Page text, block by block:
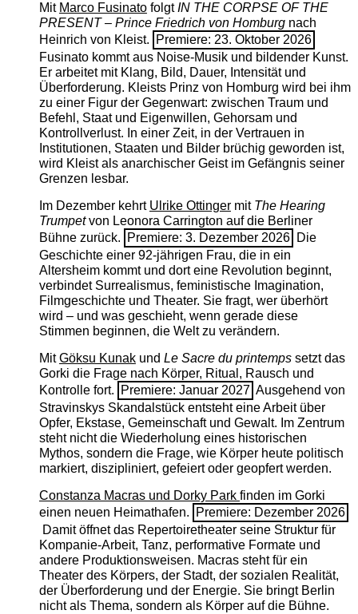
Mit Marco FusinatofolgtIN THE CORPSE OF THE
PRESENT – Prince Friedrich von Homburgnach
Heinrich von Kleist.
Premiere: 23. Oktober 2026
Fusinato kommt aus Noise-Musik und bildender Kunst.
Er arbeitet mit Klang, Bild, Dauer, Intensität und
Überforderung. Kleists Prinz von Homburg wird bei ihm
zu einer Figur der Gegenwart: zwischen Traum und
Befehl, Staat und Eigenwillen, Gehorsam und
Kontrollverlust. In einer Zeit, in der Vertrauen in
Institutionen, Staaten und Bilder brüchig geworden ist,
wird Kleist als anarchischer Geist im Gefängnis seiner
Grenzen lesbar.
Im Dezember kehrt Ulrike Ottingermit The ­Hearing
Trumpetvon Leonora Carrington auf die Berliner
Bühne zurück.
Premiere: 3. Dezember 2026 Die
Geschichte einer 92-jährigen Frau, die in ein
Altersheim kommt und dort eine Revolution beginnt,
verbindet Surrealismus, feministische Imagination,
Filmgeschichte und Theater. Sie fragt, wer überhört
wird – und was geschieht, wenn gerade diese
Stimmen beginnen, die Welt zu verändern.
MitGöksu Kunakund Le Sacre du printempssetzt das
Gorki die Frage nach Körper, Ritual, Rausch und
Kontrolle fort.
Premiere: Januar 2027 Ausgehend von
Stravinskys Skandalstück entsteht eine Arbeit über
Opfer, Ekstase, Gemeinschaft und Gewalt. Im Zentrum
steht nicht die Wiederholung eines historischen
Mythos, sondern die Frage, wie Körper heute politisch
markiert, diszipliniert, gefeiert oder geopfert werden.
Constanza Macras und Dorky Park finden im Gorki
einen neuen Heimathafen.
Premiere: Dezember 2026
Damit öffnet das Repertoiretheater seine Struktur für
Kompanie-Arbeit, Tanz, performative Formate und
andere Produktionsweisen. Macras steht für ein
Theater des Körpers, der Stadt, der sozialen Realität,
der Überforderung und der Energie. Sie bringt Berlin
nicht als Thema, sondern als Körper auf die Bühne.